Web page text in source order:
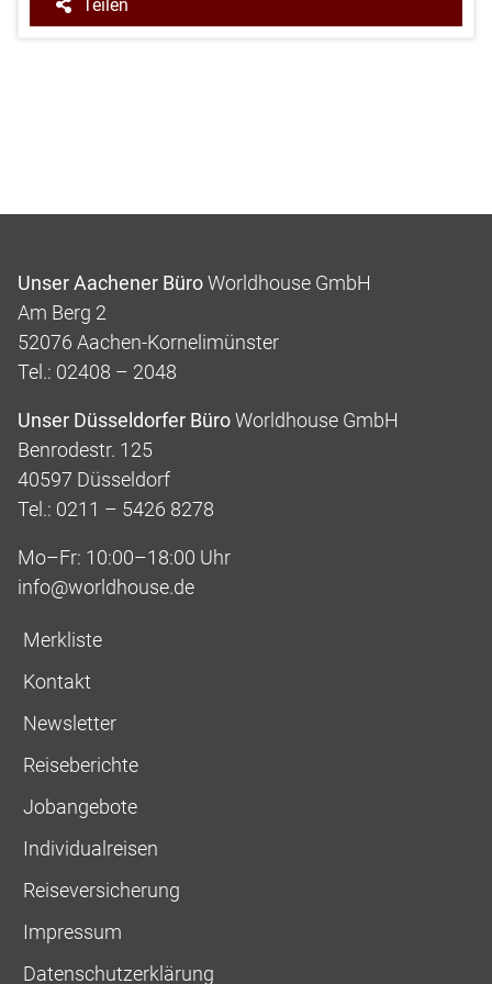
Teilen
Unser Aachener BüroWorldhouse GmbH
Am Berg 2
52076 Aachen-Kornelimünster
Tel.: 02408 – 2048
Unser Düsseldorfer BüroWorldhouse GmbH
Benrodestr. 125
40597 Düsseldorf
Tel.: 0211 – 5426 8278
Mo–Fr: 10:00–18:00 Uhr
info@worldhouse.de
Merkliste
Kontakt
Newsletter
Reiseberichte
Jobangebote
Individualreisen
Reiseversicherung
Impressum
Datenschutzerklärung